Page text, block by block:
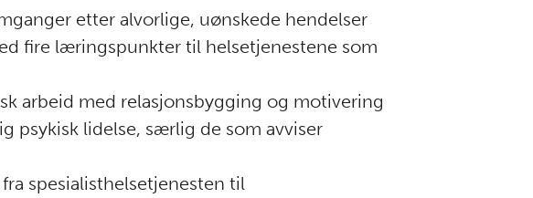
etter alvorlige, uønskede hendelser
fire læringspunkter til helsetjenestene som
arbeid med relasjonsbygging og motivering
psykisk lidelse, særlig de som avviser
spesialisthelsetjenesten til